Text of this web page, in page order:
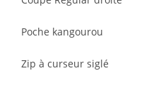
Poche kangourou
Zip à curseur siglé